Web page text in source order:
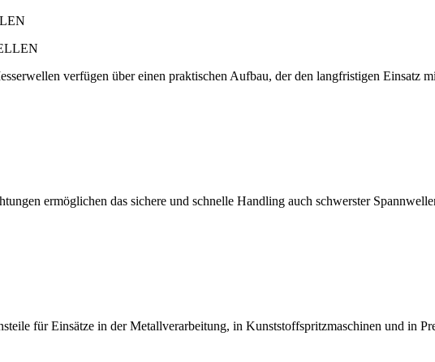
verfügen über einen praktischen Aufbau, der den langfristigen Einsatz
ermöglichen das sichere und schnelle Handling auch schwerster
für Einsätze in der Metallverarbeitung, in Kunststoffspritzmaschinen und in